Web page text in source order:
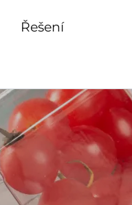
Řešení